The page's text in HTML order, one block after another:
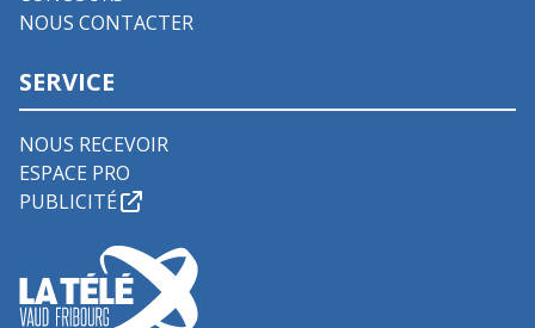
NOUS CONTACTER
SERVICE
NOUS RECEVOIR
ESPACE PRO
PUBLICITÉ